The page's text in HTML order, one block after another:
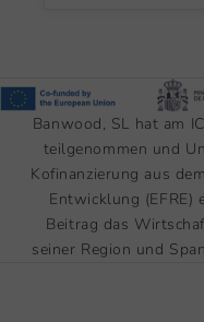
Banwood, SL hat am
teilgenommen und
Kofinanzierung aus
Entwicklung (EFRE)
Beitrag das
seiner Region und